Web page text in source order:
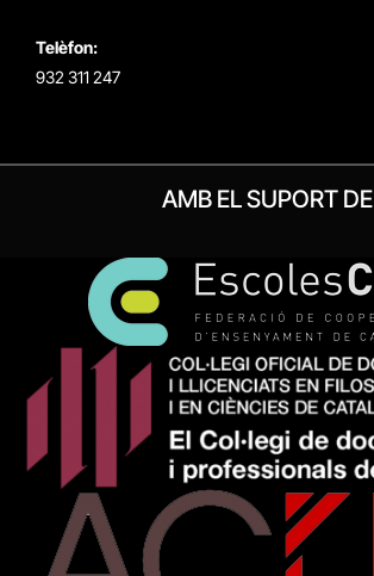
Telèfon:
932 311 247
AMB EL SUPORT DE